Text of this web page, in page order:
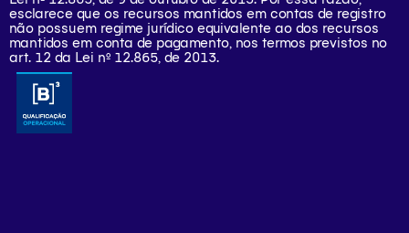
esclarece que os recursos mantidos em contas de registro
não possuem regime jurídico equivalente ao dos recursos
mantidos em conta de pagamento, nos termos previstos no
art. 12 da Lei nº 12.865, de 2013.